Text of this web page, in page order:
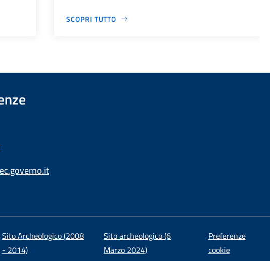
SCOPRI TUTTO
Sito Archeologico (2008
- 2014)
Sito archeologico (6
Marzo 2024)
Preferenze
cookie